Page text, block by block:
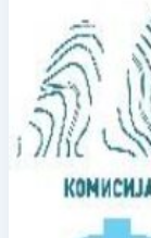
ПЛАЧКОВИЦА
2026